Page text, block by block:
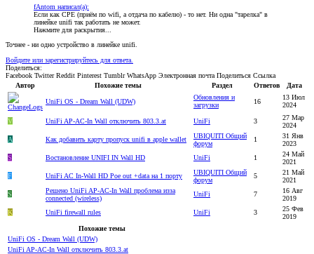
fAntom написал(а):
Если как CPE (приём по wifi, а отдача по кабелю) - то нет. Ни одна "тарелка" в
линейке unifi так работать не может.
Нажмите для раскрытия...
Точнее - ни одно устройство в линейке unifi.
Войдите или зарегистрируйтесь для ответа.
Поделиться:
Facebook Twitter Reddit Pinterest Tumblr WhatsApp Электронная почта Поделиться Ссылка
Автор
Похожие темы Раздел Ответов Дата
UniFi OS - Dream Wall (UDW)
Обновления и
загрузки
16
13 Июл
2024
V UniFi AP-AC-In Wall отключить 803.3.at UniFi 3
27 Мар
2024
A
Как добавить карту пропуск unifi в apple wallet
UBIQUITI Общий
форум
1
31 Янв
2023
S
Востановление UNIFI IN Wall HD UniFi 1
24 Май
2021
F
UniFi AC In-Wall HD Poe out +data на 1 порту
UBIQUITI Общий
форум
5
21 Май
2021
S
Решено UniFi AP-AC-In Wall проблема изза
connected (wireless)
UniFi 7
16 Авг
2019
K
UniFi firewall rules UniFi 3
25 Фев
2019
Похожие темы
UniFi OS - Dream Wall (UDW)
UniFi AP-AC-In Wall отключить 803.3.at